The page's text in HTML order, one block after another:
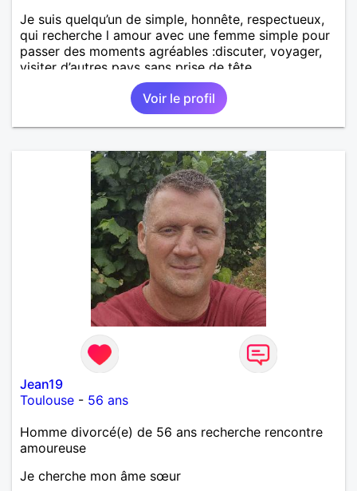
Je suis quelqu’un de simple, honnête, respectueux,
qui recherche l amour avec une femme simple pour
passer des moments agréables :discuter, voyager,
visiter d’autres pays sans prise de tête.
Voir le profil
Jean19
Toulouse - 56 ans
Homme divorcé(e) de 56 ans recherche rencontre
amoureuse
Je cherche mon âme sœur